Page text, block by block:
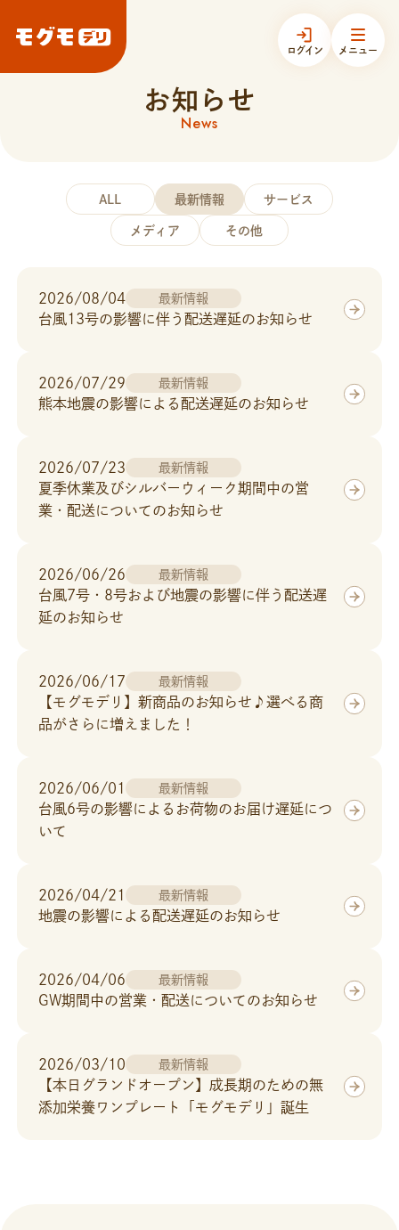
ログイン メニュー
モグモデリについて
商品一覧
お客様の声
今すぐお得に始める
FOLLOW US
新商品の情報はもちろん、お役立ち情報も
お知らせ
News
ALL 最新情報 サービス
メディア その他
2026/08/04 最新情報
台風13号の影響に伴う配送遅延のお知らせ
2026/07/29 最新情報
熊本地震の影響による配送遅延のお知らせ
2026/07/23 最新情報
夏季休業及びシルバーウィーク期間中の営
業・配送についてのお知らせ
2026/06/26 最新情報
台風7号・8号および地震の影響に伴う配送遅
延のお知らせ
2026/06/17 最新情報
【モグモデリ】新商品のお知らせ♪選べる商
品がさらに増えました！
2026/06/01 最新情報
台風6号の影響によるお荷物のお届け遅延につ
いて
2026/04/21 最新情報
地震の影響による配送遅延のお知らせ
2026/04/06 最新情報
GW期間中の営業・配送についてのお知らせ
2026/03/10 最新情報
【本日グランドオープン】成長期のための無
添加栄養ワンプレート「モグモデリ」誕生